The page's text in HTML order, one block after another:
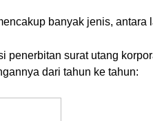
banyak jenis,
penerbitan surat utang
dari tahun ke tahun: